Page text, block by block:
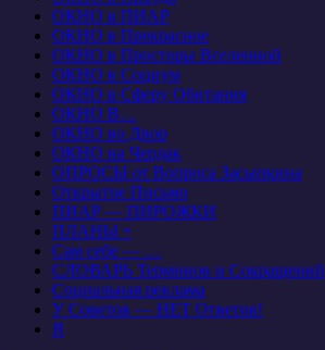
ОКНО в ПИАР
ОКНО в Прекрасное
ОКНО в Просторы Вселенной
ОКНО в Социум
ОКНО в Сферу Обитания
ОКНО В…
ОКНО во Двор
ОКНО на Чердак
ОПРОСЫ от Вопроса Засыпкина
Открытое Письмо
ПИАР — ПИРОЖКИ
ПЛАНЫ +
Сам себе — …
СЛОВАРЬ Терминов и Сокращений
Социальная реклама
У Советов — НЕТ Ответов!
Я